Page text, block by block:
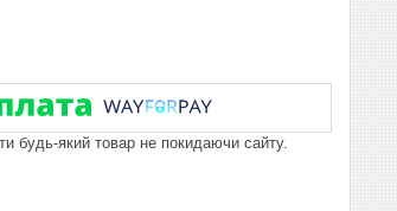
будь-який товар не покидаючи сайту.